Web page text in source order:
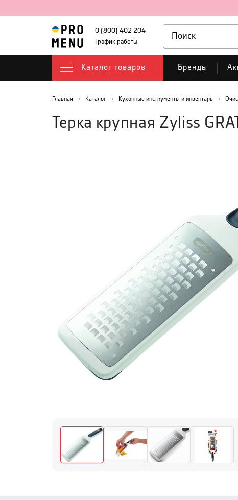
0 (800) 402 204
График работы
Каталог товаров Бренды
Главная Каталог Кухонные инструменты и инвентарь
Терка крупная Zyliss